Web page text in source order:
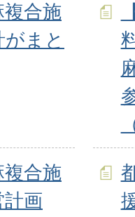
複合施
まと
複合施
画